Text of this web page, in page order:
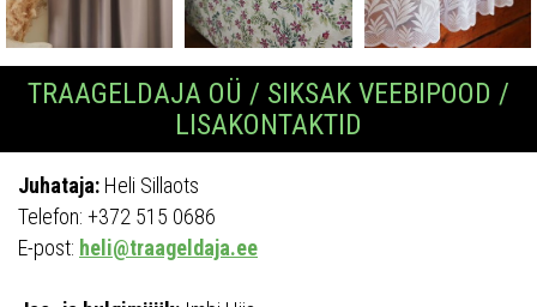
TRAAGELDAJA OÜ / SIKSAK VEEBIPOOD /
LISAKONTAKTID
Juhataja: Heli Sillaots
Telefon: +372 515 0686
E-post: heli@traageldaja.ee